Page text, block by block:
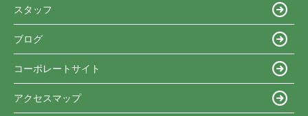
スタッフ
ブログ
コーポレートサイト
アクセスマップ